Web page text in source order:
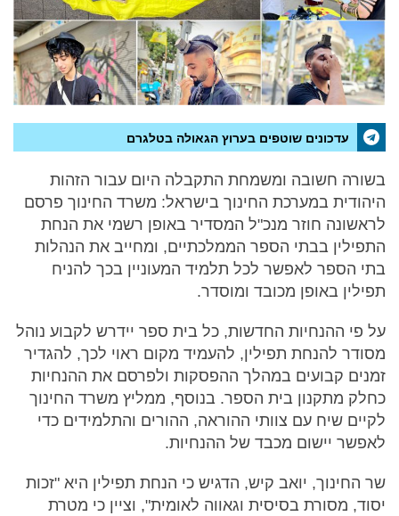
עדכונים שוטפים בערוץ הגאולה בטלגרם
בשורה חשובה ומשמחת התקבלה היום עבור הזהות
היהודית במערכת החינוך בישראל: משרד החינוך פרסם
לראשונה חוזר מנכ"ל המסדיר באופן רשמי את הנחת
התפילין בבתי הספר הממלכתיים, ומחייב את הנהלות
בתי הספר לאפשר לכל תלמיד המעוניין בכך להניח
תפילין באופן מכובד ומוסדר.
על פי ההנחיות החדשות, כל בית ספר יידרש לקבוע נוהל
מסודר להנחת תפילין, להעמיד מקום ראוי לכך, להגדיר
זמנים קבועים במהלך ההפסקות ולפרסם את ההנחיות
כחלק מתקנון בית הספר. בנוסף, ממליץ משרד החינוך
לקיים שיח עם צוותי ההוראה, ההורים והתלמידים כדי
לאפשר יישום מכבד של ההנחיות.
שר החינוך, יואב קיש, הדגיש כי הנחת תפילין היא "זכות
יסוד, מסורת בסיסית וגאווה לאומית", וציין כי מטרת